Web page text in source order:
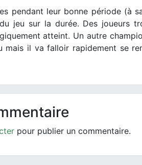
pendant leur bonne période (à
jeu sur la durée. Des joueurs
atteint. Un autre
mais il va falloir rapidement se
pour publier un commentaire.